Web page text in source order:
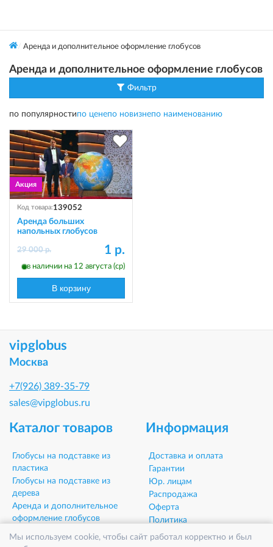
Мы используем cookie, чтобы сайт работал корректно и был
Аренда и дополнительное оформление глобусов
Аренда и дополнительное оформление глобусов
Фильтр
по популярностипо ценепо новизнепо наименованию
Код товара:139052
Аренда больших
напольных глобусов
1 р.
29 000 р.
в наличии на 12 августа (ср)
В корзину
vipglobus
Москва
+7(926) 389-35-79
sales@vipglobus.ru
Каталог товаров
Глобусы на подставке из
пластика
Глобусы на подставке из
дерева
Аренда и дополнительное
оформление глобусов
Глобусы напольные
Глобусы настольные
Информация
Доставка и оплата
Гарантии
Юр. лицам
Распродажа
Оферта
Политика
конфиденциальности